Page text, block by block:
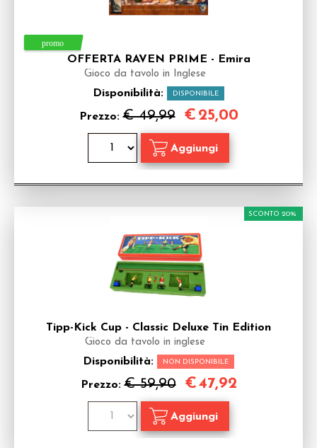
OFFERTA RAVEN PRIME - Emira
Gioco da tavolo in Inglese
Disponibilità: DISPONIBILE
Prezzo:€ 49,99 € 25,00
Tipp-Kick Cup - Classic Deluxe Tin Edition
Gioco da tavolo in inglese
Disponibilità: NON DISPONIBILE
Prezzo:€ 59,90
SCONTO 20%
€47,92